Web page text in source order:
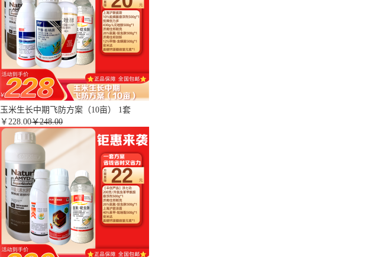
玉米生长中期飞防方案（10亩） 1套
￥ 228.00￥248.00